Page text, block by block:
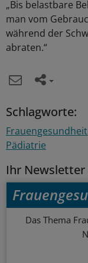
„Bis belastbare
man vom
während der
abraten.“
Schlagworte:
Frauengesundheit
Pädiatrie
Ihr Newsletter
Das Thema